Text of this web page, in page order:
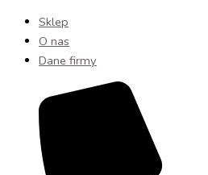
Sklep
O nas
Dane firmy